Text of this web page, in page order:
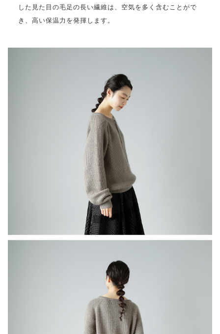
した見た目の毛足の長い繊維は、空気を多く含むことがで
き、高い保温力を発揮します。